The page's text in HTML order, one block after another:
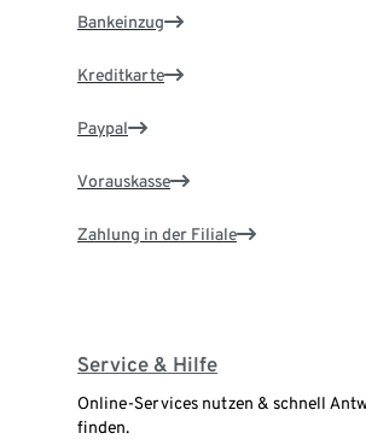
Bankeinzug
Kreditkarte
Paypal
Vorauskasse
Zahlung in der Filiale
Service & Hilfe
Online-Services nutzen & schnell
finden.